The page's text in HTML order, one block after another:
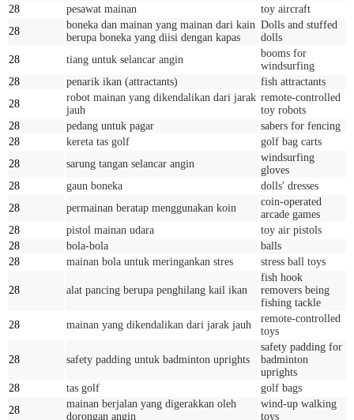
28
pesawat mainan
toy aircraft
28
boneka dan mainan yang mainan dari kain
berupa boneka yang diisi dengan kapas
Dolls and stuffed
dolls
28
tiang untuk selancar angin
booms for
windsurfing
28
penarik ikan (attractants)
fish attractants
28
robot mainan yang dikendalikan dari jarak
jauh
remote-controlled
toy robots
28
pedang untuk pagar
sabers for fencing
28
kereta tas golf
golf bag carts
28
sarung tangan selancar angin
windsurfing
gloves
28
gaun boneka
dolls' dresses
28
permainan beratap menggunakan koin
coin-operated
arcade games
28
pistol mainan udara
toy air pistols
28
bola-bola
balls
28
mainan bola untuk meringankan stres stress ball toys
28 alat pancing berupa penghilang kail ikan
fish hook
removers being
fishing tackle
28
mainan yang dikendalikan dari jarak jauh
remote-controlled
toys
28 safety padding untuk badminton uprights
safety padding for
badminton
uprights
28
tas golf
golf bags
28
mainan berjalan yang digerakkan oleh
dorongan angin
wind-up walking
toys